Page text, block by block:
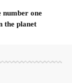
number one
the planet